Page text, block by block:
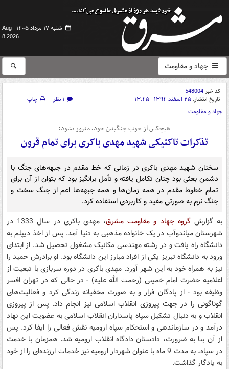
شنبه ۱۷ مرداد ۱۴۰۵ -
Aug
8 2026
جهاد و مقاومت
کد خبر548004
تاریخ انتشار: ۲۵ اسفند ۱۳۹۴ - ۱۳:۴۵ ۱ نظر
چاپ
جهاد و مقاومت
هیچکس از خوب جنگیدن خود، مغرور نشود؛
تذکرات تاکتیکی شهید مهدی باکری برای تمام قرون
سخنان شهید مهدی باکری در زمانی که خط مقدم در جبهه‌های جنگ با
دشمن بعثی بود چنان تکامل یافته و تأمل برانگیز بود که بتوان از آن برای
تمام خطوط مقدم در همه زمان‌ها و همه جبهه‌ها اعم از جنگ سخت و
جنگ نرم به صورتی مفید و کاربردی استفاده کرد.
به گزارش گروه جهاد و مقاومت مشرق
، مهدی باکری در سال 1333 در
شهرستان میاندوآب در یک خانواده مذهبی به دنیا آمد. پس از اخذ دیپلم به
دانشگاه راه یافت و در رشته مهندسی مکانیک مشغول تحصیل شد. از ابتدای
ورود به دانشگاه تبریز یکی از افراد مبارز این دانشگاه بود. او برادرش حمید را
نیز به همراه خود به این شهر آورد. مهدی باکری در دوره سربازی با تبعیت از
اعلامیه حضرت امام خمینی (رحمت الله علیه) - در حالی که در تهران افسر
وظیفه بود - از پادگان فرار و به صورت مخفیانه زندگی کرد و فعالیت‌های
گوناگونی را در جهت پیروزی انقلاب اسلامی نیز انجام داد. پس از پیروزی
انقلاب و به دنبال تشکیل سپاه پاسداران انقلاب اسلامی به عضویت این نهاد
درآمد و در سازماندهی و استحکام سپاه ارومیه نقش فعالی را ایفا کرد. پس
از آن بنا به ضرورت، دادستان دادگاه انقلاب ارومیه شد. همزمان با خدمت
در سپاه، به مدت 9 ماه با عنوان شهردار ارومیه نیز خدمات ارزنده‌ای را از خود
به یادگار گذاشت.